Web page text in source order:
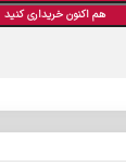
هم اکنون خریداری کنید